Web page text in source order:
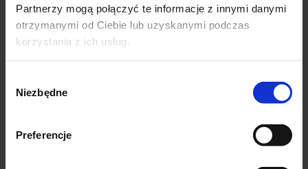
Partnerzy mogą połączyć te informacje z innymi danymi
otrzymanymi od Ciebie lub uzyskanymi podczas
korzystania z ich usług.
zgody
Niezbędne
Preferencje
Szer. od pachy do pachy – 2×48-52 cm, (biust 100 cm)
Szer. w talii – 2×30-48cm (wszyta gumka)
Szer. w biodrach – 2x60cm
Szer. w bicepsie – 2X19 cm
Skład materiału: